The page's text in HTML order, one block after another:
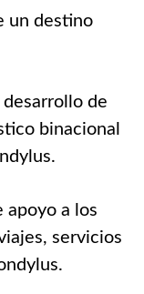
un destino
desarrollo de
binacional
apoyo a los
servicios